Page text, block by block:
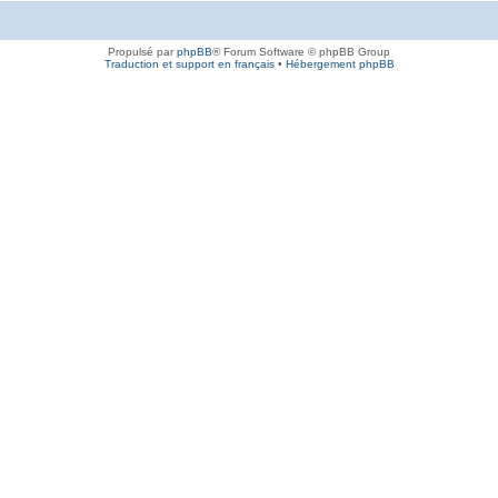
Propulsé parphpBB® Forum Software © phpBB Group
Traduction et support en français• Hébergement phpBB